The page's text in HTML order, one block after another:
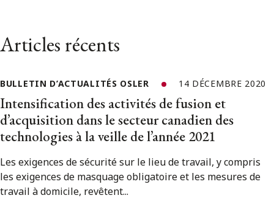
Articles récents
BULLETIN D’ACTUALITÉS OSLER 14 DÉCEMBRE 2020
Intensification des activités de fusion et
d’acquisition dans le secteur canadien des
technologies à la veille de l’année 2021
Les exigences de sécurité sur le lieu de travail, y compris
les exigences de masquage obligatoire et les mesures de
travail à domicile, revêtent...